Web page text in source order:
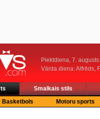
Piektdiena, 7. augusts
Vārda diena: Alfrēds,
Smalkais stils
Basketbols Motoru sports